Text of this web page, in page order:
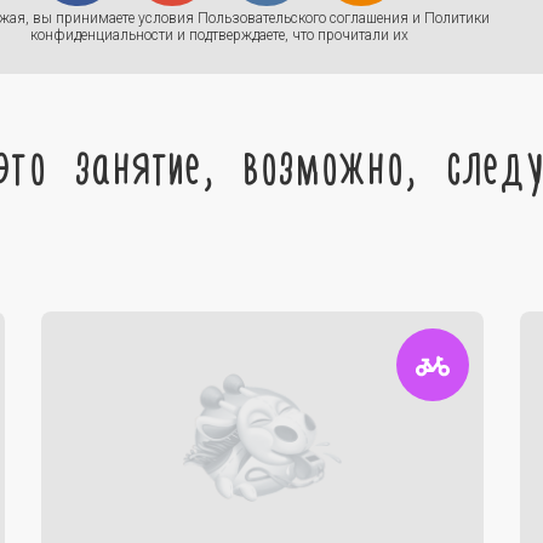
вы принимаете условия Пользовательского соглашения и Политики
конфиденциальности и подтверждаете, что прочитали их
занятие, возможно,